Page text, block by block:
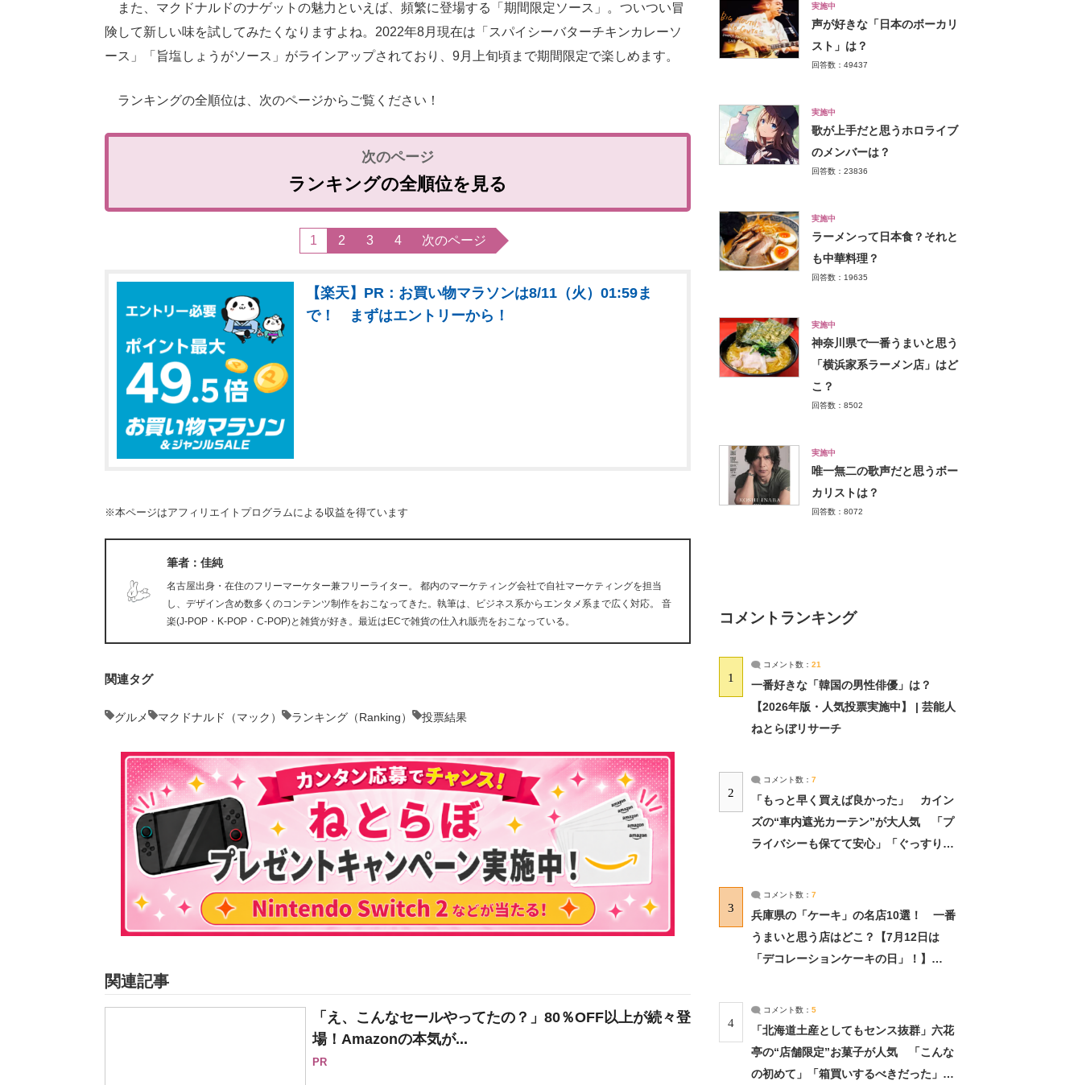
また、マクドナルドのナゲットの魅力といえば、頻繁に登場する「期間限定ソース」。ついつい冒
険して新しい味を試してみたくなりますよね。2022年8月現在は「スパイシーバターチキンカレーソ
ース」「旨塩しょうがソース」がラインアップされており、9月上旬頃まで期間限定で楽しめます。
ランキングの全順位は、次のページからご覧ください！
ランキングの全順位を見る
1 2 3 4 次のページ
【楽天】PR：お買い物マラソンは8/11（火）01:59ま
で！ まずはエントリーから！
※本ページはアフィリエイトプログラムによる収益を得ています
筆者：佳純
名古屋出身・在住のフリーマーケター兼フリーライター。 都内のマーケティング会社で自社マーケティングを担当
し、デザイン含め数多くのコンテンツ制作をおこなってきた。執筆は、ビジネス系からエンタメ系まで広く対応。 音
楽(J-POP・K-POP・C-POP)と雑貨が好き。最近はECで雑貨の仕入れ販売をおこなっている。
関連タグ
グルメ マクドナルド（マック） ランキング（Ranking） 投票結果
関連記事
「え、こんなセールやってたの？」80％OFF以上が続々登
場！Amazonの本気が...
PR
実施中
声が好きな「日本のボーカリ
スト」は？
回答数：49437
実施中
歌が上手だと思うホロライブ
のメンバーは？
回答数：23836
実施中
ラーメンって日本食？それと
も中華料理？
回答数：19635
実施中
神奈川県で一番うまいと思う
「横浜家系ラーメン店」はど
こ？
回答数：8502
実施中
唯一無二の歌声だと思うボー
カリストは？
回答数：8072
コメントランキング
1
コメント数： 21
一番好きな「韓国の男性俳優」は？
【2026年版・人気投票実施中】 | 芸能人
ねとらぼリサーチ
2
コメント数： 7
「もっと早く買えば良かった」 カイン
ズの“車内遮光カーテン”が大人気 「プ
ライバシーも保てて安心」「ぐっすり眠
3
コメント数： 7
兵庫県の「ケーキ」の名店10選！ 一番
うまいと思う店はどこ？【7月12日は
「デコレーションケーキの日」！】
4
コメント数： 5
「北海道土産としてもセンス抜群」六花
亭の“店舗限定”お菓子が人気 「こんな
の初めて」「箱買いするべきだった」